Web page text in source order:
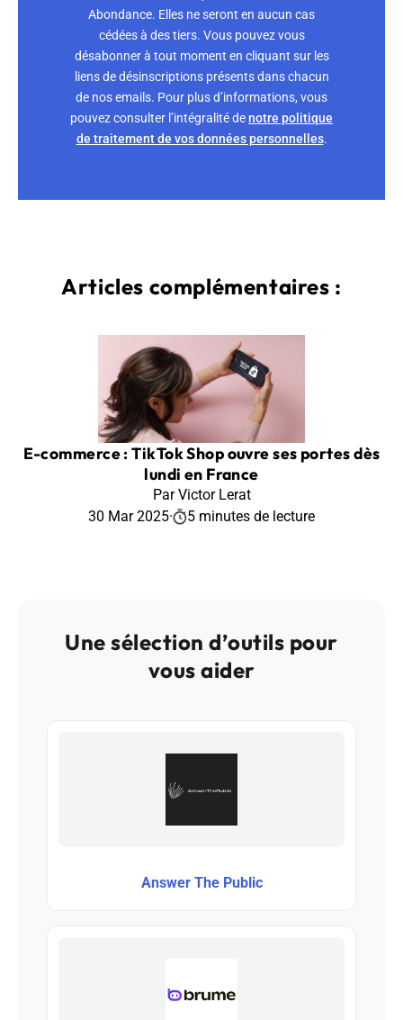
Abondance. Elles ne seront en aucun cas
cédées à des tiers. Vous pouvez vous
désabonner à tout moment en cliquant sur les
liens de désinscriptions présents dans chacun
de nos emails. Pour plus d’informations, vous
pouvez consulter l’intégralité denotre politique
de traitement de vos données personnelles.
Articles complémentaires :
E-commerce : TikTok Shop ouvre ses portes dès
lundi en France
Par Victor Lerat
30 Mar 2025· 5 minutes de lecture
Une sélection d’outils pour
vous aider
Answer The Public